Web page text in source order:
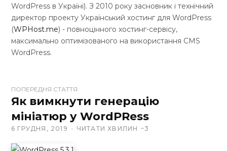
WordPress в Україні). З 2010 року засновник і технічний
директор проекту Український хостинг для WordPress
(WPHost.me) - повноцінного хостинг-сервісу,
максимально оптимізованого на використання CMS
WordPress.
e
b
s
i
t
ПОПЕРЕДНЯ СТАТТЯ
Як вимкнути генерацію
мініатюр у WordPRess
6 ГРУДНЯ, 2019 ЧИТАТИ ХВИЛИН ~3